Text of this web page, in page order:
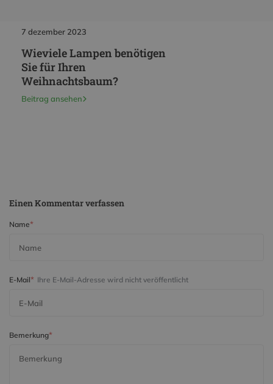
7 dezember 2023
Wieviele Lampen benötigen
Sie für Ihren
Weihnachtsbaum?
Beitrag ansehen
Einen Kommentar verfassen
Name*
E-Mail* Ihre E-Mail-Adresse wird nicht veröffentlicht
Bemerkung*